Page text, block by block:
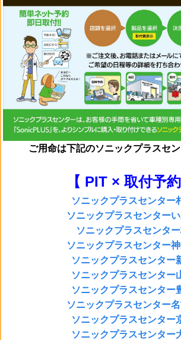
ご用命は下記のソニックプラスセ
【 PIT × 取付予約
ソニックプラスセンター
ソニックプラスセンター
ソニックプラスセンタ
ソニックプラスセンター神
ソニックプラスセンター
ソニックプラスセンター
ソニックプラスセンター
ソニックプラスセンター
ソニックプラスセンター
ソニックプラスセンター